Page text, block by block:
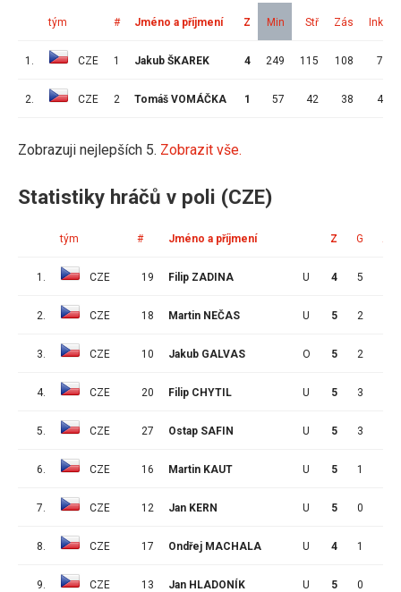
tým # Jméno a příjmení Z Min Stř Zás Ink
1. CZE 1 Jakub ŠKAREK 4 249 115 108 7
2. CZE 2 Tomáš VOMÁČKA 1 57 42 38 4
Zobrazuji nejlepších 5. Zobrazit vše.
Statistiky hráčů v poli (CZE)
tým # Jméno a příjmení Z G A
1. CZE 19 Filip ZADINA U 4 5
2. CZE 18 Martin NEČAS U 5 2
3. CZE 10 Jakub GALVAS O 5 2
4. CZE 20 Filip CHYTIL U 5 3
5. CZE 27 Ostap SAFIN U 5 3
6. CZE 16 Martin KAUT U 5 1
7. CZE 12 Jan KERN U 5 0
8. CZE 17 Ondřej MACHALA U 4 1
9. CZE 13 Jan HLADONÍK U 5 0